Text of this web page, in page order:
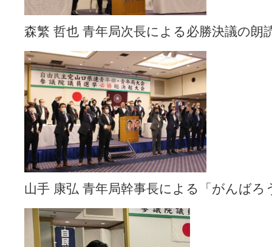
森繁 哲也 青年局次長による必勝決議の朗
山手 康弘 青年局幹事長による「がんばろ